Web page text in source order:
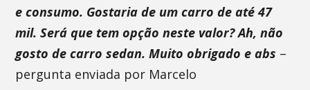
e consumo. Gostaria de um carro de até 47
mil. Será que tem opção neste valor? Ah, não
gosto de carro sedan. Muito obrigado e abs –
pergunta enviada por Marcelo